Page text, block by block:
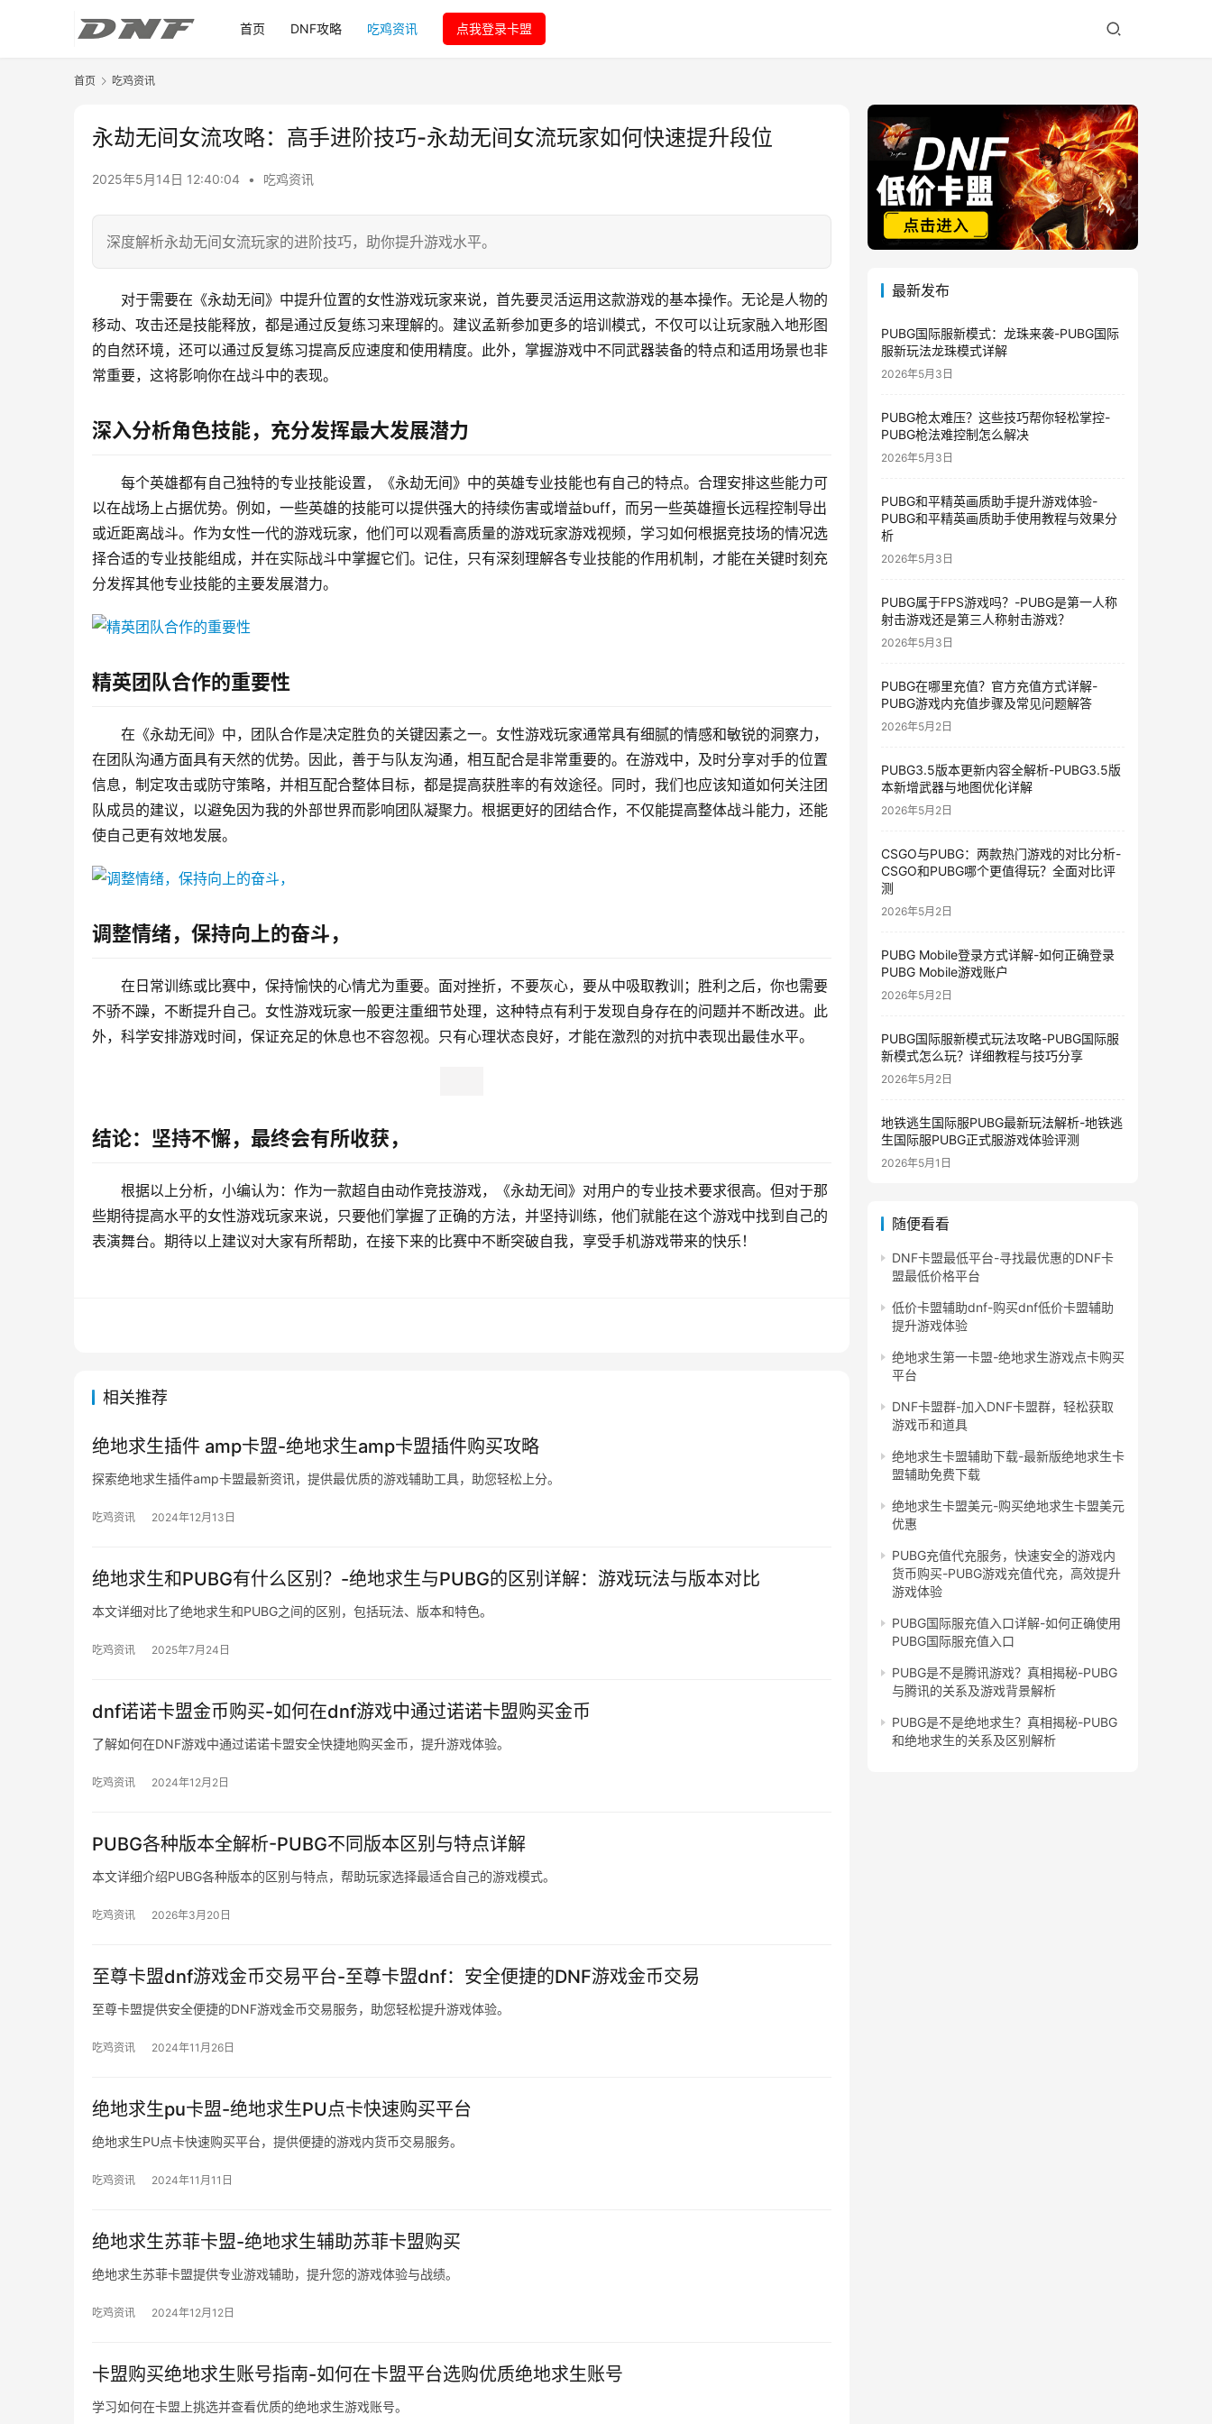
首页 DNF攻略 吃鸡资讯 点我登录卡盟
首页 吃鸡资讯
永劫无间女流攻略：高手进阶技巧-永劫无间女流玩家如何快速提升段位
2025年5月14日 12:40:04 • 吃鸡资讯
深度解析永劫无间女流玩家的进阶技巧，助你提升游戏水平。
对于需要在《永劫无间》中提升位置的女性游戏玩家来说，首先要灵活运用这款游戏的基本操作。无论是人物的
移动、攻击还是技能释放，都是通过反复练习来理解的。建议孟新参加更多的培训模式，不仅可以让玩家融入地形图
的自然环境，还可以通过反复练习提高反应速度和使用精度。此外，掌握游戏中不同武器装备的特点和适用场景也非
常重要，这将影响你在战斗中的表现。
深入分析角色技能，充分发挥最大发展潜力
每个英雄都有自己独特的专业技能设置，《永劫无间》中的英雄专业技能也有自己的特点。合理安排这些能力可
以在战场上占据优势。例如，一些英雄的技能可以提供强大的持续伤害或增益buff，而另一些英雄擅长远程控制导出
或近距离战斗。作为女性一代的游戏玩家，他们可以观看高质量的游戏玩家游戏视频，学习如何根据竞技场的情况选
择合适的专业技能组成，并在实际战斗中掌握它们。记住，只有深刻理解各专业技能的作用机制，才能在关键时刻充
分发挥其他专业技能的主要发展潜力。
精英团队合作的重要性
在《永劫无间》中，团队合作是决定胜负的关键因素之一。女性游戏玩家通常具有细腻的情感和敏锐的洞察力，
在团队沟通方面具有天然的优势。因此，善于与队友沟通，相互配合是非常重要的。在游戏中，及时分享对手的位置
信息，制定攻击或防守策略，并相互配合整体目标，都是提高获胜率的有效途径。同时，我们也应该知道如何关注团
队成员的建议，以避免因为我的外部世界而影响团队凝聚力。根据更好的团结合作，不仅能提高整体战斗能力，还能
使自己更有效地发展。
调整情绪，保持向上的奋斗，
在日常训练或比赛中，保持愉快的心情尤为重要。面对挫折，不要灰心，要从中吸取教训；胜利之后，你也需要
不骄不躁，不断提升自己。女性游戏玩家一般更注重细节处理，这种特点有利于发现自身存在的问题并不断改进。此
外，科学安排游戏时间，保证充足的休息也不容忽视。只有心理状态良好，才能在激烈的对抗中表现出最佳水平。
结论：坚持不懈，最终会有所收获，
根据以上分析，小编认为：作为一款超自由动作竞技游戏，《永劫无间》对用户的专业技术要求很高。但对于那
些期待提高水平的女性游戏玩家来说，只要他们掌握了正确的方法，并坚持训练，他们就能在这个游戏中找到自己的
表演舞台。期待以上建议对大家有所帮助，在接下来的比赛中不断突破自我，享受手机游戏带来的快乐！
相关推荐
绝地求生插件 amp卡盟-绝地求生amp卡盟插件购买攻略
探索绝地求生插件amp卡盟最新资讯，提供最优质的游戏辅助工具，助您轻松上分。
吃鸡资讯 2024年12月13日
绝地求生和PUBG有什么区别？-绝地求生与PUBG的区别详解：游戏玩法与版本对比
本文详细对比了绝地求生和PUBG之间的区别，包括玩法、版本和特色。
吃鸡资讯 2025年7月24日
dnf诺诺卡盟金币购买-如何在dnf游戏中通过诺诺卡盟购买金币
了解如何在DNF游戏中通过诺诺卡盟安全快捷地购买金币，提升游戏体验。
吃鸡资讯 2024年12月2日
PUBG各种版本全解析-PUBG不同版本区别与特点详解
本文详细介绍PUBG各种版本的区别与特点，帮助玩家选择最适合自己的游戏模式。
吃鸡资讯 2026年3月20日
至尊卡盟dnf游戏金币交易平台-至尊卡盟dnf：安全便捷的DNF游戏金币交易
至尊卡盟提供安全便捷的DNF游戏金币交易服务，助您轻松提升游戏体验。
吃鸡资讯 2024年11月26日
绝地求生pu卡盟-绝地求生PU点卡快速购买平台
绝地求生PU点卡快速购买平台，提供便捷的游戏内货币交易服务。
吃鸡资讯 2024年11月11日
绝地求生苏菲卡盟-绝地求生辅助苏菲卡盟购买
绝地求生苏菲卡盟提供专业游戏辅助，提升您的游戏体验与战绩。
吃鸡资讯 2024年12月12日
卡盟购买绝地求生账号指南-如何在卡盟平台选购优质绝地求生账号
学习如何在卡盟上挑选并查看优质的绝地求生游戏账号。
最新发布
PUBG国际服新模式：龙珠来袭-PUBG国际
服新玩法龙珠模式详解
2026年5月3日
PUBG枪太难压？这些技巧帮你轻松掌控-
PUBG枪法难控制怎么解决
2026年5月3日
PUBG和平精英画质助手提升游戏体验-
PUBG和平精英画质助手使用教程与效果分
析
2026年5月3日
PUBG属于FPS游戏吗？-PUBG是第一人称
射击游戏还是第三人称射击游戏？
2026年5月3日
PUBG在哪里充值？官方充值方式详解-
PUBG游戏内充值步骤及常见问题解答
2026年5月2日
PUBG3.5版本更新内容全解析-PUBG3.5版
本新增武器与地图优化详解
2026年5月2日
CSGO与PUBG：两款热门游戏的对比分析-
CSGO和PUBG哪个更值得玩？全面对比评
测
2026年5月2日
PUBG Mobile登录方式详解-如何正确登录
PUBG Mobile游戏账户
2026年5月2日
PUBG国际服新模式玩法攻略-PUBG国际服
新模式怎么玩？详细教程与技巧分享
2026年5月2日
地铁逃生国际服PUBG最新玩法解析-地铁逃
生国际服PUBG正式服游戏体验评测
2026年5月1日
随便看看
DNF卡盟最低平台-寻找最优惠的DNF卡
盟最低价格平台
低价卡盟辅助dnf-购买dnf低价卡盟辅助
提升游戏体验
绝地求生第一卡盟-绝地求生游戏点卡购买
平台
DNF卡盟群-加入DNF卡盟群，轻松获取
游戏币和道具
绝地求生卡盟辅助下载-最新版绝地求生卡
盟辅助免费下载
绝地求生卡盟美元-购买绝地求生卡盟美元
优惠
PUBG充值代充服务，快速安全的游戏内
货币购买-PUBG游戏充值代充，高效提升
游戏体验
PUBG国际服充值入口详解-如何正确使用
PUBG国际服充值入口
PUBG是不是腾讯游戏？真相揭秘-PUBG
与腾讯的关系及游戏背景解析
PUBG是不是绝地求生？真相揭秘-PUBG
和绝地求生的关系及区别解析